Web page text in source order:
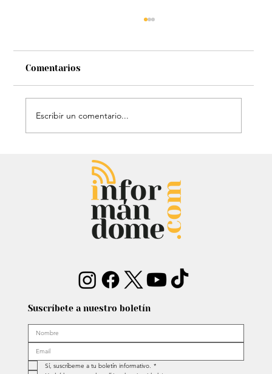
Mauricio Lizcano apuesta por la
ciencia: Anuncia a investigador del
Atlántico como fórmula
vicepresidencial
Comentarios
Escribir un comentario...
Suscríbete a nuestro boletín
Sí, suscríbeme a tu boletín informativo. *